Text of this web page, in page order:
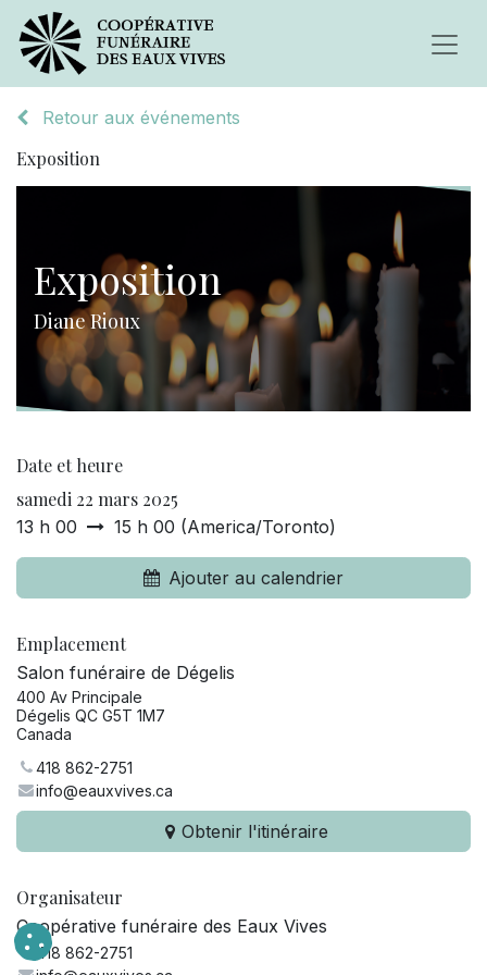
Retour aux événements
Exposition
Exposition
Diane Rioux
Date et heure
samedi 22 mars 2025
13 h 00 15 h 00 (America/Toronto)
Ajouter au calendrier
Emplacement
Salon funéraire de Dégelis
400 Av Principale
Dégelis QC G5T 1M7
Canada
418 862-2751
info@eauxvives.ca
Obtenir l'itinéraire
Organisateur
Coopérative funéraire des Eaux Vives
418 862-2751